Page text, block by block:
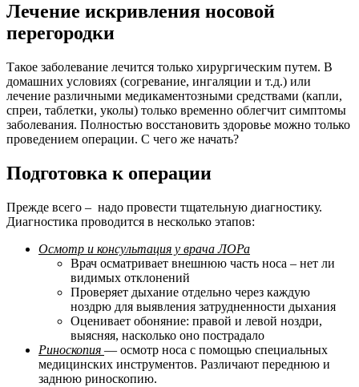
Лечение искривления носовой
перегородки
Такое заболевание лечится только хирургическим путем. В
домашних условиях (согревание, ингаляции и т.д.) или
лечение различными медикаментозными средствами (капли,
спреи, таблетки, уколы) только временно облегчит симптомы
заболевания. Полностью восстановить здоровье можно только
проведением операции. С чего же начать?
Подготовка к операции
Прежде всего – надо провести тщательную диагностику.
Диагностика проводится в несколько этапов:
Осмотр и консультация у врача ЛОРа
Врач осматривает внешнюю часть носа – нет ли
видимых отклонений
Проверяет дыхание отдельно через каждую
ноздрю для выявления затрудненности дыхания
Оценивает обоняние: правой и левой ноздри,
выясняя, насколько оно пострадало
Риноскопия — осмотр носа с помощью специальных
медицинских инструментов. Различают переднюю и
заднюю риноскопию.